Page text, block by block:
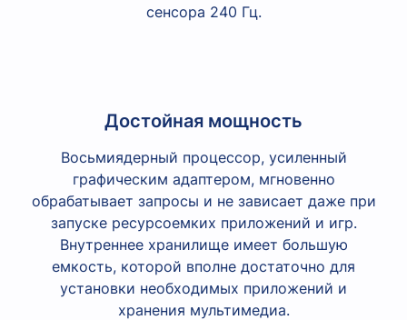
сенсора 240 Гц.
Достойная мощность
Восьмиядерный процессор, усиленный
графическим адаптером, мгновенно
обрабатывает запросы и не зависает даже при
запуске ресурсоемких приложений и игр.
Внутреннее хранилище имеет большую
емкость, которой вполне достаточно для
установки необходимых приложений и
хранения мультимедиа.